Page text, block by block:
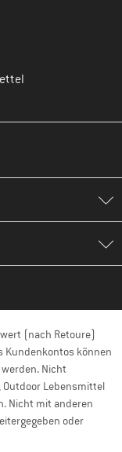
(nach Retoure)
Kundenkontos können
Nicht
Outdoor Lebensmittel
Nicht mit anderen
oder